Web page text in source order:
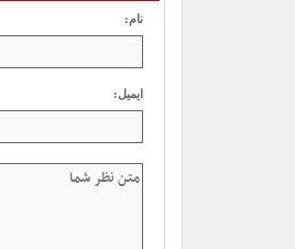
نام:
ایمیل: